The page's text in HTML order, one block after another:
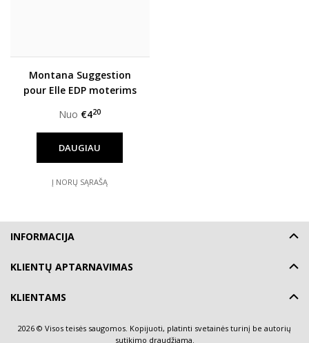
Montana Suggestion
pour Elle EDP moterims
Nuo €420
DAUGIAU
Į NORŲ SĄRAŠĄ
INFORMACIJA
KLIENTŲ APTARNAVIMAS
KLIENTAMS
2026 © Visos teisės saugomos. Kopijuoti, platinti svetainės turinį be autorių
sutikimo draudžiama.